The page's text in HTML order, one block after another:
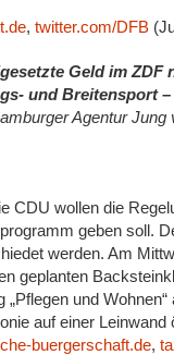
, twitter.com/DFB
Geld im
und Breitensport
Agentur
CDU wollen die
geben soll.
werden. Am
geplanten
und
auf einer Leinwand
buergerschaft.de,